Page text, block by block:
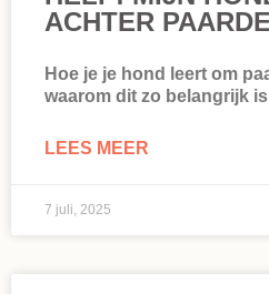
ACHTER
Hoe je je hond leert om
waarom dit zo belangrijk
LEES MEER
7 juli, 2025